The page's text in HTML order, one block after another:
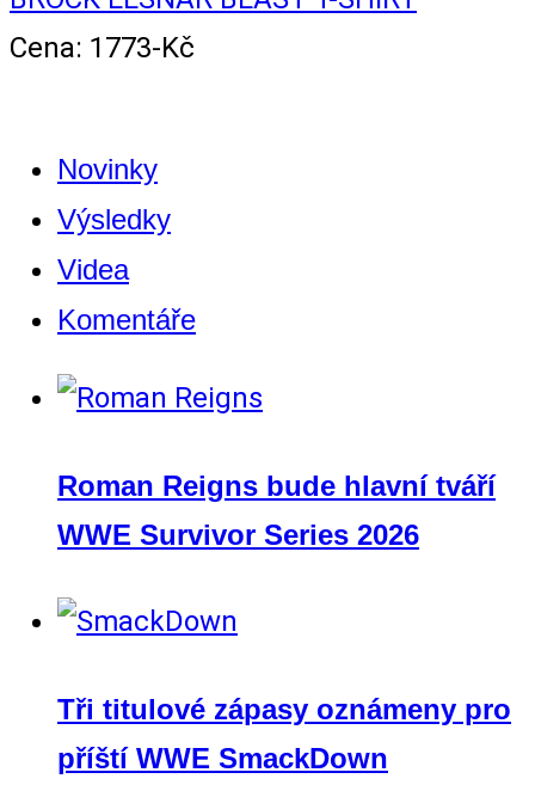
Cena: 1773-Kč
Novinky
Výsledky
Videa
Komentáře
Roman Reigns bude hlavní tváří
WWE Survivor Series 2026
Tři titulové zápasy oznámeny pro
příští WWE SmackDown